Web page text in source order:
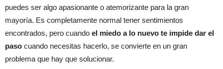
puedes ser algo apasionante o atemorizante para la gran
mayoría. Es completamente normal tener sentimientos
encontrados, pero cuando el miedo a lo nuevo te impide dar el
paso cuando necesitas hacerlo, se convierte en un gran
problema que hay que solucionar.